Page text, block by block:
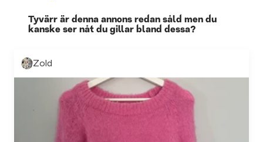
Tyvärr är denna annons redan såld men du
kanske ser nåt du gillar bland dessa?
Zold